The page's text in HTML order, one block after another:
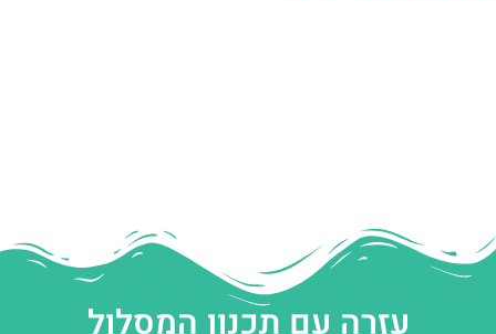
עזרה עם תכנון המסלול